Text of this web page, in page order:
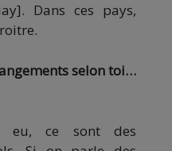
Dans ces pays,
selon toi…
eu, ce sont des